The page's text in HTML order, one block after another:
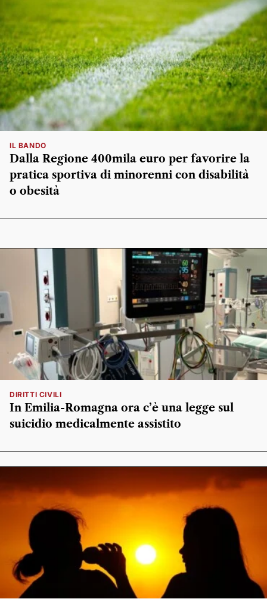
IL BANDO
Dalla Regione 400mila euro per favorire la
pratica sportiva di minorenni con disabilità
o obesità
DIRITTI CIVILI
In Emilia-Romagna ora c’è una legge sul
suicidio medicalmente assistito